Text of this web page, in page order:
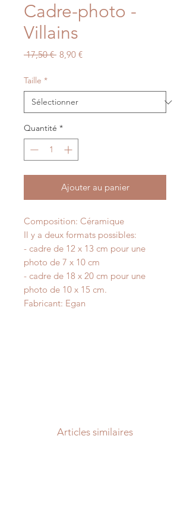
Cadre-photo -
Villains
17,50 € Prix
8,90 €Prix
Taille *
Quantité *
Ajouter au panier
Composition: Céramique
Il y a deux formats possibles:
- cadre de 12 x 13 cm pour une
photo de 7 x 10 cm
- cadre de 18 x 20 cm pour une
photo de 10 x 15 cm.
Fabricant: Egan
Articles similaires